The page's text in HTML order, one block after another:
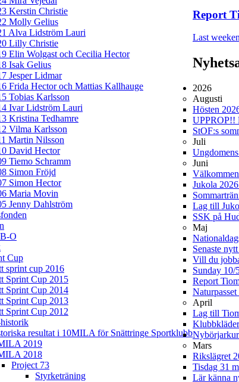
Kerstin Christie
Molly Gelius
Alva Lidström Lauri
Lilly Christie
Elin Wolgast och Cecilia Hector
Isak Gelius
Jesper Lidmar
Frida Hector och Mattias Kallhauge
Tobias Karlsson
Ivar Lidström Lauri
Kristina Tedhamre
Vilma Karlsson
Martin Nilsson
David Hector
Tiemo Schramm
Simon Fröjd
Simon Hector
Maria Movin
Jenny Dahlström
O
Cup
sprint cup 2016
Sprint Cup 2015
Sprint Cup 2014
Sprint Cup 2013
Sprint Cup 2012
resultat i 10MILA för Snättringe Sportklubb
2019
2018
Project 73
Styrketräning
Report
Last
2026
Augusti
Hösten
UPPROP!!
StOF:s
Juli
Juni
Jukola
Lag till
SSK på
Maj
Senaste
Vill du
Sunday
Report
April
Lag till
Mars
Rikslägret
Tisdag 31
Lär känna